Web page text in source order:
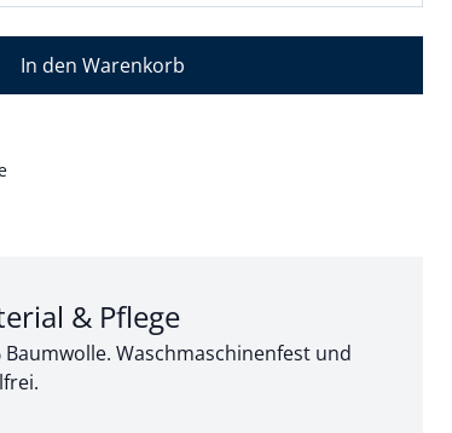
In den Warenkorb
3 von 3:
& Pflege
Baumwolle. Waschmaschinenfest und